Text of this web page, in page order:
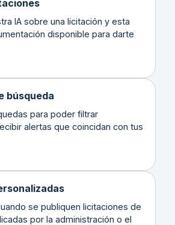
IA sobre una licitación y esta
disponible para darte
búsqueda
para poder filtrar
alertas que coincidan con tus
se publiquen licitaciones de
por la administración o el